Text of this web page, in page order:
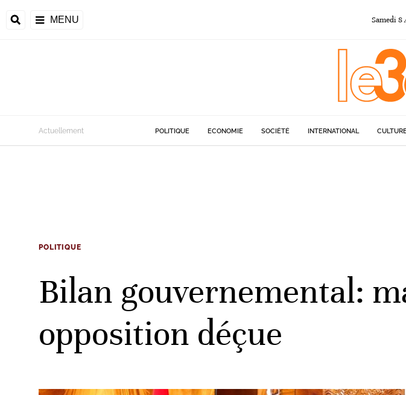
MENU Samedi 8
Actuellement POLITIQUE ECONOMIE SOCIÉTÉ INTERNATIONAL
POLITIQUE
Bilan gouvernemental:
opposition déçue